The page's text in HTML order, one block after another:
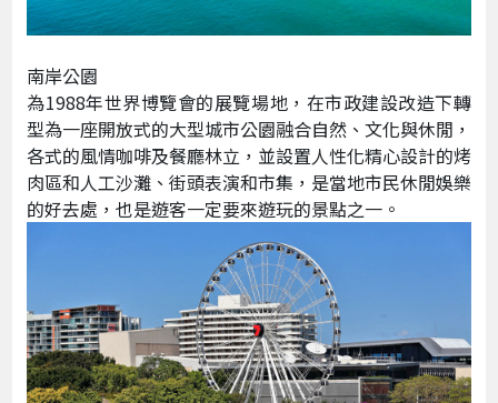
南岸公園
為1988年世界博覽會的展覽場地，在市政建設改造下轉
型為一座開放式的大型城市公園融合自然、文化與休閒，
各式的風情咖啡及餐廳林立，並設置人性化精心設計的烤
肉區和人工沙灘、街頭表演和市集，是當地市民休閒娛樂
的好去處，也是遊客一定要來遊玩的景點之一。